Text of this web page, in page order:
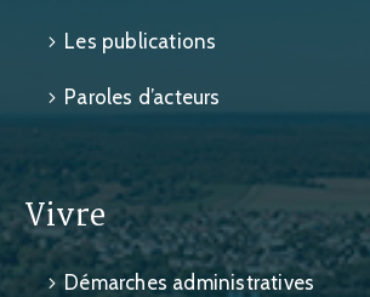
Les publications
Paroles d’acteurs
Vivre
Démarches administratives